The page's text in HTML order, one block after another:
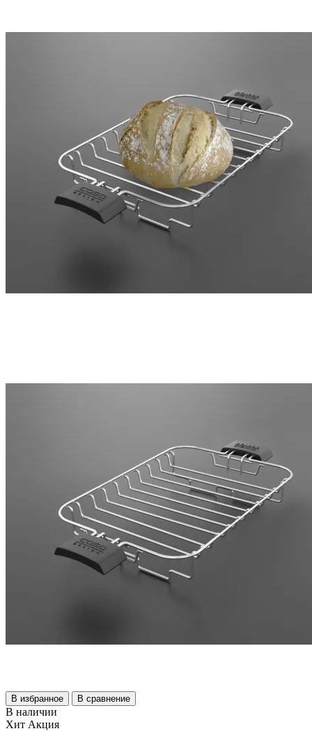
В избранное В сравнение
В наличии
Хит Акция